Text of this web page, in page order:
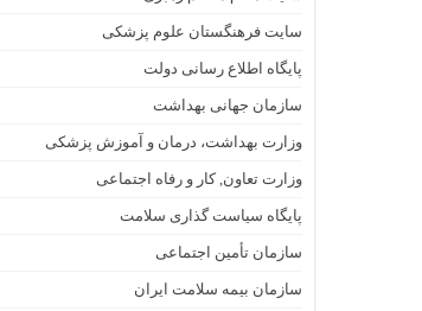
سایت فرهنگستان علوم پزشکی
پایگاه اطلاع رسانی دولت
سازمان جهانی بهداشت
وزارت بهداشت، درمان و آموزش پزشکی
وزارت تعاون, کار و رفاه اجتماعی
پایگاه سیاست گذاری سلامت
سازمان تأمین اجتماعی
سازمان بیمه سلامت ایران